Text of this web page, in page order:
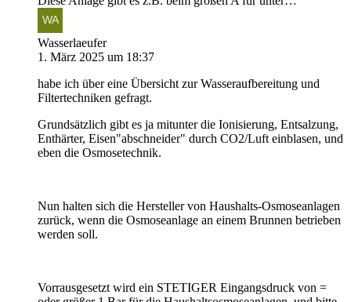
Wasserlaeufer
1. März 2025 um 18:37
habe ich über eine Übersicht zur Wasseraufbereitung und
Filtertechniken gefragt.
Grundsätzlich gibt es ja mitunter die Ionisierung, Entsalzung,
Enthärter, Eisen"abschneider" durch CO2/Luft einblasen, und
eben die Osmosetechnik.
Nun halten sich die Hersteller von Haushalts-Osmoseanlagen
zurück, wenn die Osmoseanlage an einem Brunnen betrieben
werden soll.
Vorrausgesetzt wird ein STETIGER Eingangsdruck von =